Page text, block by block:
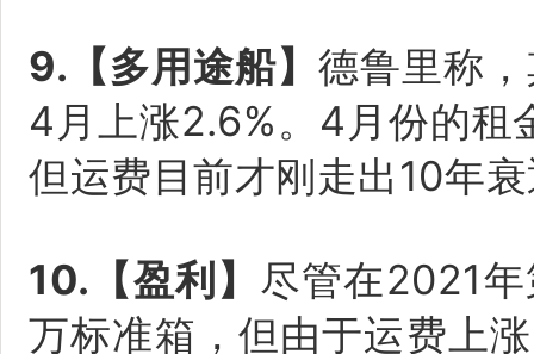
9.【多用途船】德鲁里称
4月上涨2.6%。4月份的租
但运费目前才刚走出10年
10.【盈利】 尽管在2021
万标准箱，但由于运费上